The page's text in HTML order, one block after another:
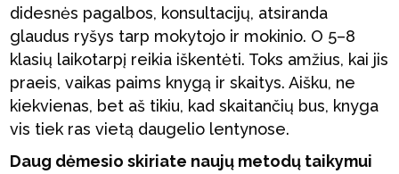
didesnės pagalbos, konsultacijų, atsiranda
glaudus ryšys tarp mokytojo ir mokinio. O 5–8
klasių laikotarpį reikia iškentėti. Toks amžius, kai jis
praeis, vaikas paims knygą ir skaitys. Aišku, ne
kiekvienas, bet aš tikiu, kad skaitančių bus, knyga
vis tiek ras vietą daugelio lentynose.
Daug dėmesio skiriate naujų metodų taikymui